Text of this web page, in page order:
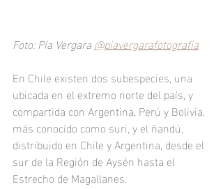
Foto: Pía Vergara @piavergarafotografia
En Chile existen dos subespecies, una
ubicada en el extremo norte del país, y
compartida con Argentina, Perú y Bolivia,
más conocido como suri, y el ñandú,
distribuido en Chile y Argentina, desde el
sur de la Región de Aysén hasta el
Estrecho de Magallanes.